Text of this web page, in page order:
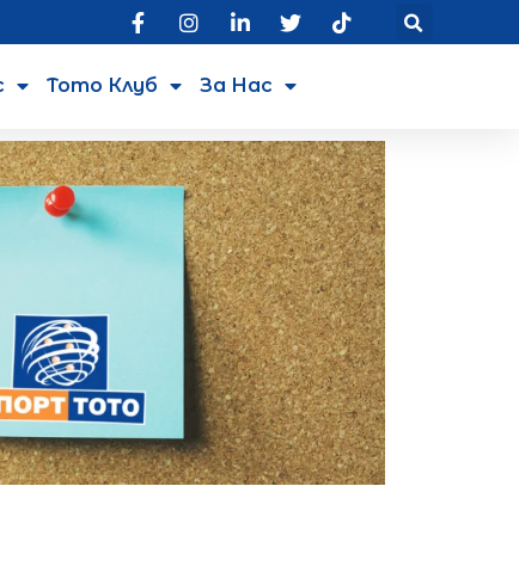
Тото Клуб За Нас